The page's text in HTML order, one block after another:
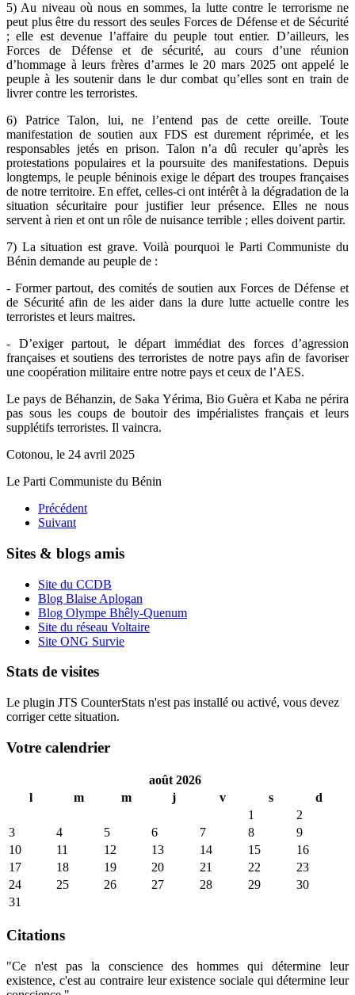
5) Au niveau où nous en sommes, la lutte contre le terrorisme ne
peut plus être du ressort des seules Forces de Défense et de Sécurité
; elle est devenue l’affaire du peuple tout entier. D’ailleurs, les
Forces de Défense et de sécurité, au cours d’une réunion
d’hommage à leurs frères d’armes le 20 mars 2025 ont appelé le
peuple à les soutenir dans le dur combat qu’elles sont en train de
livrer contre les terroristes.
6) Patrice Talon, lui, ne l’entend pas de cette oreille. Toute
manifestation de soutien aux FDS est durement réprimée, et les
responsables jetés en prison. Talon n’a dû reculer qu’après les
protestations populaires et la poursuite des manifestations. Depuis
longtemps, le peuple béninois exige le départ des troupes françaises
de notre territoire. En effet, celles-ci ont intérêt à la dégradation de la
situation sécuritaire pour justifier leur présence. Elles ne nous
servent à rien et ont un rôle de nuisance terrible ; elles doivent partir.
7) La situation est grave. Voilà pourquoi le Parti Communiste du
Bénin demande au peuple de :
- Former partout, des comités de soutien aux Forces de Défense et
de Sécurité afin de les aider dans la dure lutte actuelle contre les
terroristes et leurs maitres.
- D’exiger partout, le départ immédiat des forces d’agression
françaises et soutiens des terroristes de notre pays afin de favoriser
une coopération militaire entre notre pays et ceux de l’AES.
Le pays de Béhanzin, de Saka Yérima, Bio Guèra et Kaba ne périra
pas sous les coups de boutoir des impérialistes français et leurs
supplétifs terroristes. Il vaincra.
Cotonou, le 24 avril 2025
Le Parti Communiste du Bénin
Précédent
Suivant
Sites & blogs amis
Site du CCDB
Blog Blaise Aplogan
Blog Olympe Bhêly-Quenum
Site du réseau Voltaire
Site ONG Survie
Stats de visites
Le plugin JTS CounterStats n'est pas installé ou activé, vous devez
corriger cette situation.
Votre calendrier
août 2026
l
m m j v s
d
1
2
3
4 5 6 7 8
9
10
11 12 13 14 15
16
17
18 19 20 21 22
23
24
25 26 27 28 29
30
31
Citations
"Ce n'est pas la conscience des hommes qui détermine leur
existence, c'est au contraire leur existence sociale qui détermine leur